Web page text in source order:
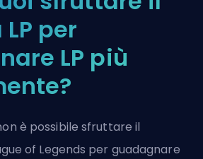
per
LP più
è possibile sfruttare il
of Legends per guadagnare